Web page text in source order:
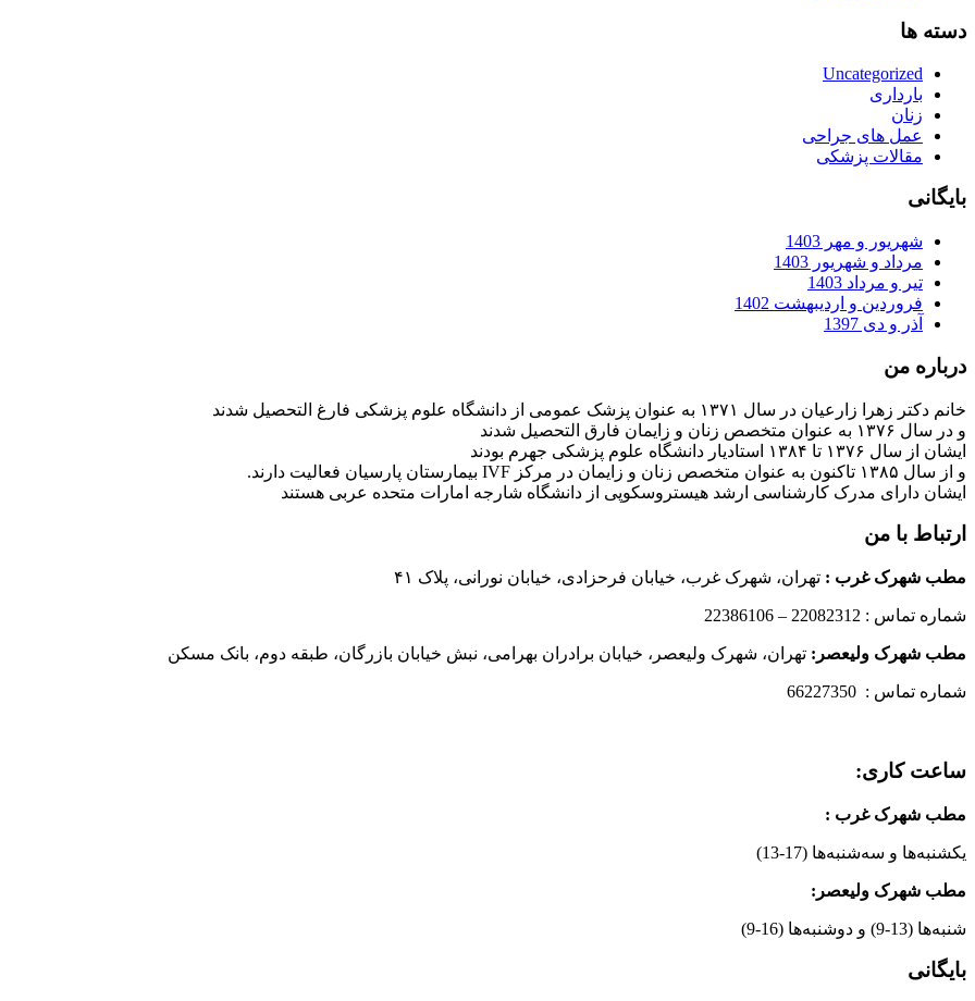
دسته ها
Uncategorized
بارداری
زنان
عمل های جراحی
مقالات پزشکی
بایگانی
شهریور و مهر 1403
مرداد و شهریور 1403
تیر و مرداد 1403
فروردین و اردیبهشت 1402
آذر و دی 1397
درباره من
خانم دکتر زهرا زارعیان در سال ۱۳۷۱ به عنوان پزشک عمومی از دانشگاه علوم پزشکی فارغ التحصیل شدند
و در سال ۱۳۷۶ به عنوان متخصص زنان و زایمان فارق التحصیل شدند
ایشان از سال ۱۳۷۶ تا ۱۳۸۴ استادیار دانشگاه علوم پزشکی جهرم بودند
و از سال ۱۳۸۵ تاکنون به عنوان متخصص زنان و زایمان در مرکز IVF بیمارستان پارسیان فعالیت دارند.
ایشان دارای مدرک کارشناسی ارشد هیستروسکوپی از دانشگاه شارجه امارات متحده عربی هستند
ارتباط با من
مطب شهرک غرب : تهران، شهرک غرب، خیابان فرحزادی، خیابان نورانی، پلاک ۴۱
شماره تماس : 22082312 – 22386106
مطب شهرک ولیعصر: تهران، شهرک ولیعصر، خیابان برادران بهرامی، نبش خیابان بازرگان، طبقه دوم، بانک مسکن
شماره تماس : 66227350
ساعت کاری:
مطب شهرک غرب :
یکشنبه‌ها و سه‌شنبه‌ها (17-13)
مطب شهرک ولیعصر:
شنبه‌ها (13-9) و دوشنبه‌ها (16-9)
بایگانی